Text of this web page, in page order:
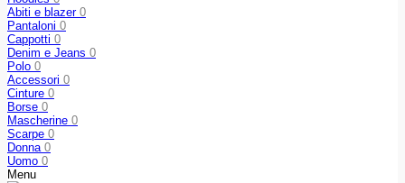
Abiti e blazer 0
Pantaloni 0
Cappotti 0
Denim e Jeans 0
Polo 0
Accessori 0
Cinture 0
Borse 0
Mascherine 0
Scarpe 0
Donna 0
Uomo 0
Menu